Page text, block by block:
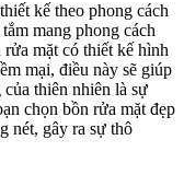
kế theo phong cách
mang phong cách
mặt có thiết kế hình
mại, điều này sẽ giúp
thiên nhiên là sự
chọn bồn rửa mặt đẹp
nét, gây ra sự thô